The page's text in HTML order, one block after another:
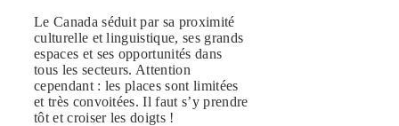
Le Canada séduit par sa proximité
culturelle et linguistique, ses grands
espaces et ses opportunités dans
tous les secteurs. Attention
cependant : les places sont limitées
et très convoitées. Il faut s’y prendre
tôt et croiser les doigts !